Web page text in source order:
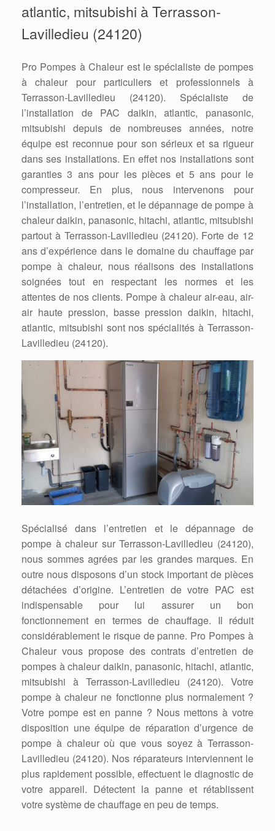
atlantic, mitsubishi à Terrasson-
Lavilledieu (24120)
Pro Pompes à Chaleur est le spécialiste de pompes
à chaleur pour particuliers et professionnels à
Terrasson-Lavilledieu (24120). Spécialiste de
l’installation de PAC daikin, atlantic, panasonic,
mitsubishi depuis de nombreuses années, notre
équipe est reconnue pour son sérieux et sa rigueur
dans ses installations. En effet nos installations sont
garanties 3 ans pour les pièces et 5 ans pour le
compresseur. En plus, nous intervenons pour
l’installation, l’entretien, et le dépannage de pompe à
chaleur daikin, panasonic, hitachi, atlantic, mitsubishi
partout à Terrasson-Lavilledieu (24120). Forte de 12
ans d’expérience dans le domaine du chauffage par
pompe à chaleur, nous réalisons des installations
soignées tout en respectant les normes et les
attentes de nos clients. Pompe à chaleur air-eau, air-
air haute pression, basse pression daikin, hitachi,
atlantic, mitsubishi sont nos spécialités à Terrasson-
Lavilledieu (24120).
Spécialisé dans l’entretien et le dépannage de
pompe à chaleur sur Terrasson-Lavilledieu (24120),
nous sommes agrées par les grandes marques. En
outre nous disposons d’un stock important de pièces
détachées d’origine. L’entretien de votre PAC est
indispensable pour lui assurer un bon
fonctionnement en termes de chauffage. Il réduit
considérablement le risque de panne. Pro Pompes à
Chaleur vous propose des contrats d’entretien de
pompes à chaleur daikin, panasonic, hitachi, atlantic,
mitsubishi à Terrasson-Lavilledieu (24120). Votre
pompe à chaleur ne fonctionne plus normalement ?
Votre pompe est en panne ? Nous mettons à votre
disposition une équipe de réparation d’urgence de
pompe à chaleur où que vous soyez à Terrasson-
Lavilledieu (24120). Nos réparateurs interviennent le
plus rapidement possible, effectuent le diagnostic de
votre appareil. Détectent la panne et rétablissent
votre système de chauffage en peu de temps.